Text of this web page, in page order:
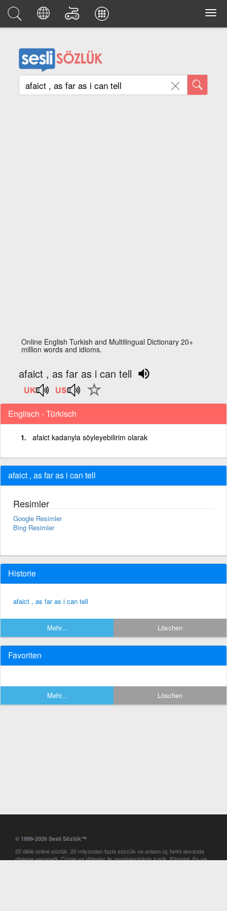
Online English Turkish and Multilingual Dictionary 20+
million words and idioms.
afaict , as far as i can tell
Englisch - Türkisch
afaict kadarıyla söyleyebilirim olarak
afaict , as far as i can tell
Resimler
Google Resimler
Bing Resimler
Historie
afaict , as far as i can tell
Mehr... Löschen
Favoriten
Mehr... Löschen
© 1999-2026 Sesli Sözlük™
20 dilde online sözlük. 20 milyondan fazla sözcük ve anlamı üç farklı aksanda
dinleme seçeneği. Cümle ve Videolar ile zenginleştirilmiş içerik. Etimoloji, Eş ve